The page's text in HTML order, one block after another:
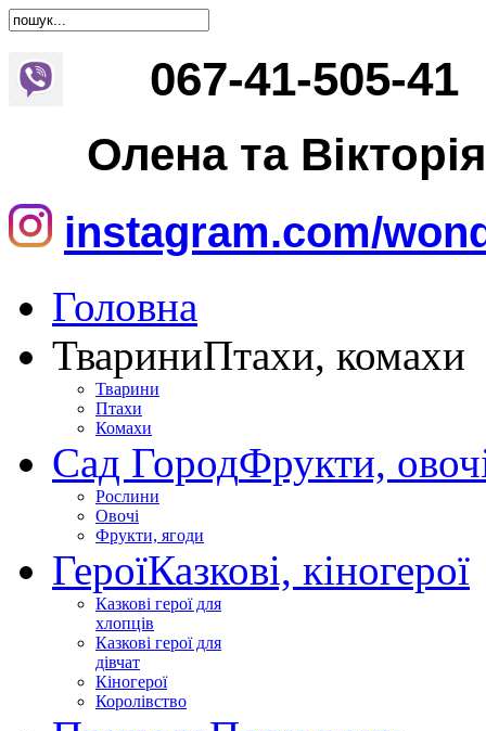
067-41-505-41
Олена та Вікторія
instagram.com/
Головна
ТвариниПтахи, комахи
Тварини
Птахи
Комахи
Сад ГородФрукти,
Рослини
Овочі
Фрукти, ягоди
ГероїКазкові, кіногерої
Казкові герої для
хлопців
Казкові герої для
дівчат
Кіногерої
Королівство